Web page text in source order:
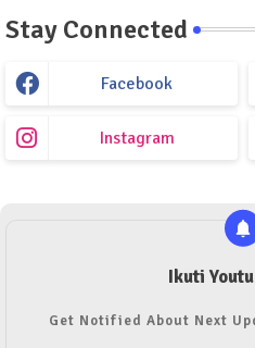
Stay Connected
Facebook
Instagram
Ikuti
Get Notified About Next